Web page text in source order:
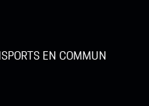
EN COMMUN